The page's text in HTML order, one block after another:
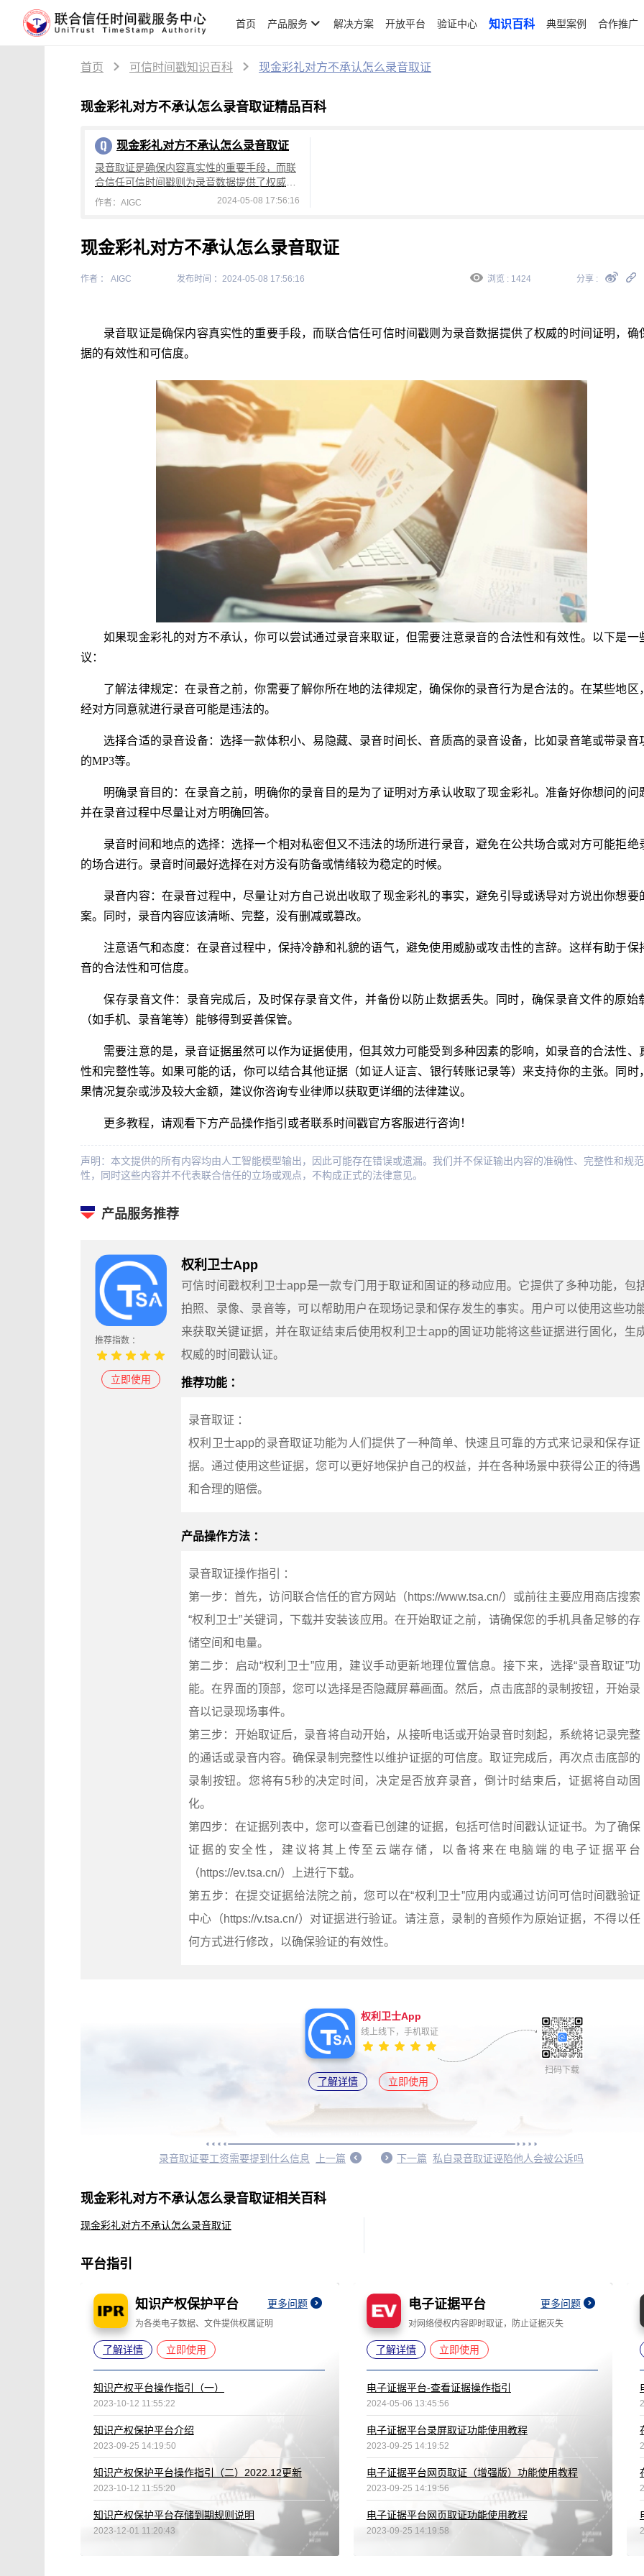
首页 产品服务 解决方案 开放平台 验证中心 知识百科 典型案例 合作推广
首页 可信时间戳知识百科 现金彩礼对方不承认怎么录音取证
现金彩礼对方不承认怎么录音取证精品百科
现金彩礼对方不承认怎么录音取证
录音取证是确保内容真实性的重要手段，而联
合信任可信时间戳则为录音数据提供了权威的
时间证明，确保证据的有效性和可信度。
作者：AIGC 2024-05-08 17:56:16
现金彩礼对方不承认怎么录音取证
作者 ： AIGC 发布时间 ：2024-05-08 17:56:16 浏览 : 1424 分享 :
录音取证是确保内容真实性的重要手段，而联合信任可信时间戳则为录音数据提供了权威的时间证明，确
据的有效性和可信度。
如果现金彩礼的对方不承认，你可以尝试通过录音来取证，但需要注意录音的合法性和有效性。以下是一
议：
了解法律规定：在录音之前，你需要了解你所在地的法律规定，确保你的录音行为是合法的。在某些地区
经对方同意就进行录音可能是违法的。
选择合适的录音设备：选择一款体积小、易隐藏、录音时间长、音质高的录音设备，比如录音笔或带录音
的MP3等。
明确录音目的：在录音之前，明确你的录音目的是为了证明对方承认收取了现金彩礼。准备好你想问的问
并在录音过程中尽量让对方明确回答。
录音时间和地点的选择：选择一个相对私密但又不违法的场所进行录音，避免在公共场合或对方可能拒绝
的场合进行。录音时间最好选择在对方没有防备或情绪较为稳定的时候。
录音内容：在录音过程中，尽量让对方自己说出收取了现金彩礼的事实，避免引导或诱导对方说出你想要
案。同时，录音内容应该清晰、完整，没有删减或篡改。
注意语气和态度：在录音过程中，保持冷静和礼貌的语气，避免使用威胁或攻击性的言辞。这样有助于保
音的合法性和可信度。
保存录音文件：录音完成后，及时保存录音文件，并备份以防止数据丢失。同时，确保录音文件的原始
（如手机、录音笔等）能够得到妥善保管。
需要注意的是，录音证据虽然可以作为证据使用，但其效力可能受到多种因素的影响，如录音的合法性、
性和完整性等。如果可能的话，你可以结合其他证据（如证人证言、银行转账记录等）来支持你的主张。同时
果情况复杂或涉及较大金额，建议你咨询专业律师以获取更详细的法律建议。
更多教程，请观看下方产品操作指引或者联系时间戳官方客服进行咨询！
声明：本文提供的所有内容均由人工智能模型输出，因此可能存在错误或遗漏。我们并不保证输出内容的准确性、完整性和规范
性，同时这些内容并不代表联合信任的立场或观点，不构成正式的法律意见。
产品服务推荐
推荐指数 ：
立即使用
权利卫士App
可信时间戳权利卫士app是一款专门用于取证和固证的移动应用。它提供了多种功能，包
拍照、录像、录音等，可以帮助用户在现场记录和保存发生的事实。用户可以使用这些功
来获取关键证据，并在取证结束后使用权利卫士app的固证功能将这些证据进行固化，生
权威的时间戳认证。
推荐功能 ：
录音取证 ：
权利卫士app的录音取证功能为人们提供了一种简单、快速且可靠的方式来记录和保存证
据。通过使用这些证据，您可以更好地保护自己的权益，并在各种场景中获得公正的待遇
和合理的赔偿。
产品操作方法 ：
录音取证操作指引 ：
第一步：首先，访问联合信任的官方网站（https://www.tsa.cn/）或前往主要应用商店搜索
“权利卫士”关键词，下载并安装该应用。在开始取证之前，请确保您的手机具备足够的存
储空间和电量。
第二步：启动“权利卫士”应用，建议手动更新地理位置信息。接下来，选择“录音取证”功
能。在界面的顶部，您可以选择是否隐藏屏幕画面。然后，点击底部的录制按钮，开始录
音以记录现场事件。
第三步：开始取证后，录音将自动开始，从接听电话或开始录音时刻起，系统将记录完整
的通话或录音内容。确保录制完整性以维护证据的可信度。取证完成后，再次点击底部的
录制按钮。您将有5秒的决定时间，决定是否放弃录音，倒计时结束后，证据将自动固
化。
第四步：在证据列表中，您可以查看已创建的证据，包括可信时间戳认证证书。为了确保
证据的安全性，建议将其上传至云端存储，以备将来在电脑端的电子证据平台
（https://ev.tsa.cn/）上进行下载。
第五步：在提交证据给法院之前，您可以在“权利卫士”应用内或通过访问可信时间戳验证
中心（https://v.tsa.cn/）对证据进行验证。请注意，录制的音频作为原始证据，不得以任
何方式进行修改，以确保验证的有效性。
权利卫士App
线上线下，手机取证
了解详情 立即使用
扫码下载
录音取证要工资需要提到什么信息 上一篇 下一篇 私自录音取证诬陷他人会被公诉吗
现金彩礼对方不承认怎么录音取证相关百科
现金彩礼对方不承认怎么录音取证
平台指引
知识产权保护平台 更多问题
为各类电子数据、文件提供权属证明
了解详情 立即使用
知识产权平台操作指引（一）
2023-10-12 11:55:22
知识产权保护平台介绍
2023-09-25 14:19:50
知识产权保护平台操作指引（二）2022.12更新
2023-10-12 11:55:20
知识产权保护平台存储到期规则说明
2023-12-01 11:20:43
电子证据平台 更多问题
对网络侵权内容即时取证，防止证据灭失
了解详情 立即使用
电子证据平台-查看证据操作指引
2024-05-06 13:45:56
电子证据平台录屏取证功能使用教程
2023-09-25 14:19:52
电子证据平台网页取证（增强版）功能使用教程
2023-09-25 14:19:56
电子证据平台网页取证功能使用教程
2023-09-25 14:19:58